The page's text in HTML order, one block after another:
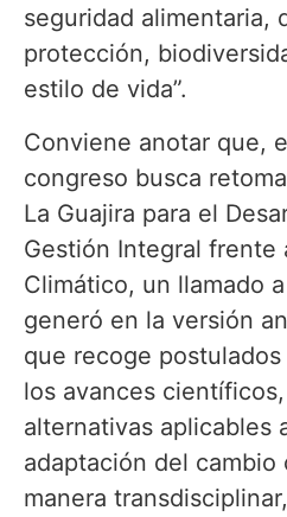
seguridad alimentaria,
protección,
estilo de vida”.
Conviene anotar que,
congreso busca
La Guajira para el
Gestión Integral frente
Climático, un llamado
generó en la versión
que recoge
los avances
alternativas aplicables
adaptación del cambio
manera